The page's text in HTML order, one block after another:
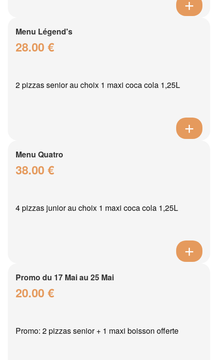
Menu Légend's
28.00 €
2 pizzas senior au choix 1 maxi coca cola 1,25L
Menu Quatro
38.00 €
4 pizzas junior au choix 1 maxi coca cola 1,25L
Promo du 17 Mai au 25 Mai
20.00 €
Promo: 2 pizzas senior + 1 maxi boisson offerte